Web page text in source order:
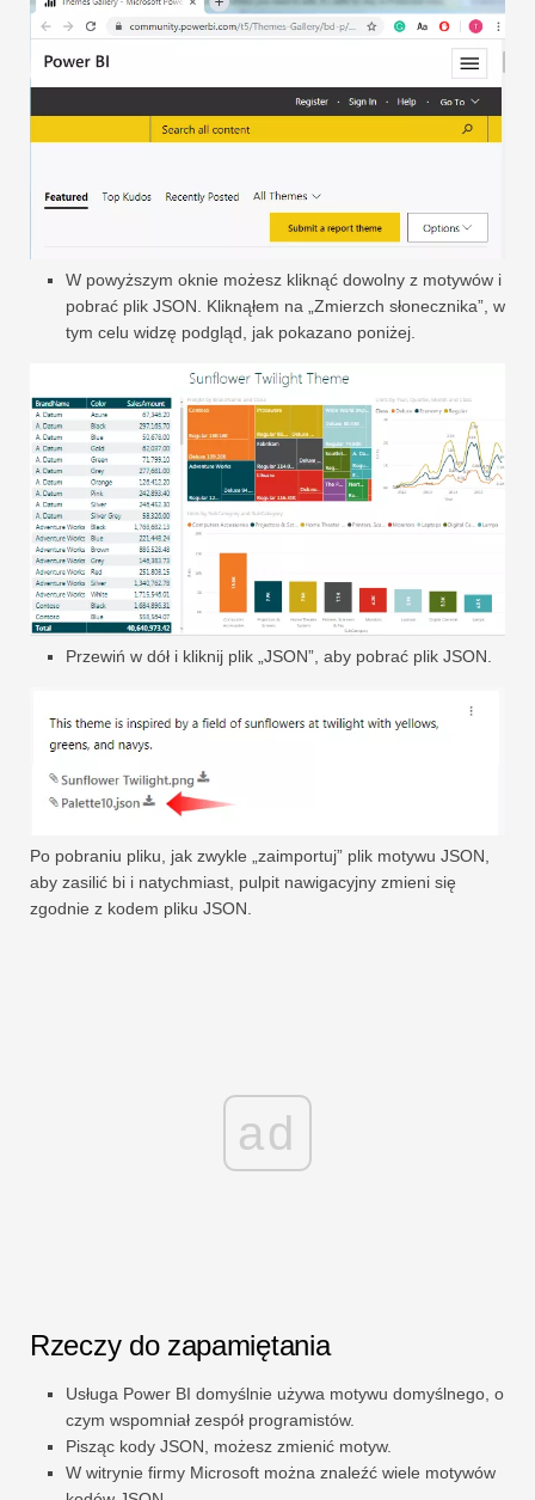
W powyższym oknie możesz kliknąć dowolny z motywów i
pobrać plik JSON. Kliknąłem na „Zmierzch słonecznika”, w
tym celu widzę podgląd, jak pokazano poniżej.
Przewiń w dół i kliknij plik „JSON”, aby pobrać plik JSON.
Po pobraniu pliku, jak zwykle „zaimportuj” plik motywu JSON,
aby zasilić bi i natychmiast, pulpit nawigacyjny zmieni się
zgodnie z kodem pliku JSON.
ad
Rzeczy do zapamiętania
Usługa Power BI domyślnie używa motywu domyślnego, o
czym wspomniał zespół programistów.
Pisząc kody JSON, możesz zmienić motyw.
W witrynie firmy Microsoft można znaleźć wiele motywów